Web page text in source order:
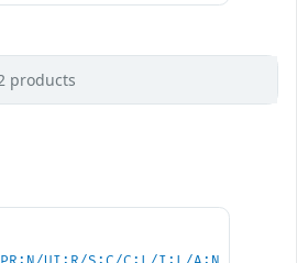
products